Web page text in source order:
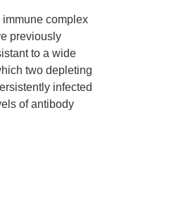
complex
previously
to a wide
two depleting
infected
of antibody